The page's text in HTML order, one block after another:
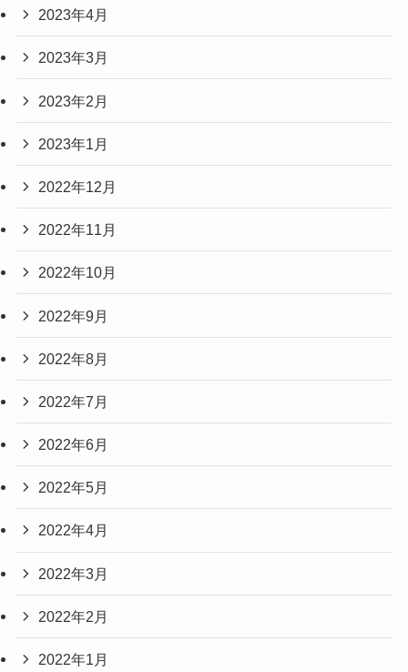
2023年4月
2023年3月
2023年2月
2023年1月
2022年12月
2022年11月
2022年10月
2022年9月
2022年8月
2022年7月
2022年6月
2022年5月
2022年4月
2022年3月
2022年2月
2022年1月